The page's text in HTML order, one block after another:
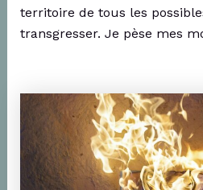
territoire de tous les
transgresser. Je pèse mes